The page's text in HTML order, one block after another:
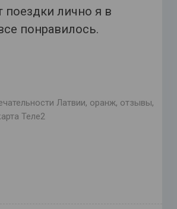
поездки лично я в
понравилось.
Латвии, оранж, отзывы,
Теле2